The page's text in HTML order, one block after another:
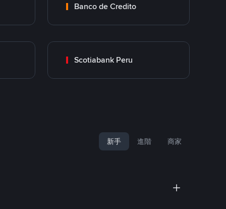
Banco de Credito
Scotiabank Peru
新手 進階 商家